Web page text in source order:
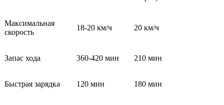
Максимальная
скорость
18-20 км/ч 20 км/ч
Запас хода 360-420 мин 210 мин
Быстрая зарядка 120 мин 180 мин